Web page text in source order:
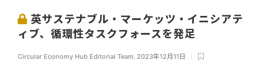
英サステナブル・マーケッツ・イニシアテ
ィブ、循環性タスクフォースを発足
Circular Economy Hub Editorial Team, 2023年12月11日